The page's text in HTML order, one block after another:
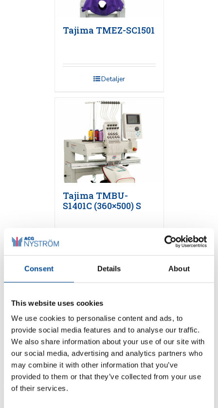
Consent Details About
This website uses cookies
We use cookies to personalise content and ads, to
provide social media features and to analyse our traffic.
We also share information about your use of our site with
our social media, advertising and analytics partners who
may combine it with other information that you’ve
provided to them or that they’ve collected from your use
of their services.
Tajima TMEZ-SC1501
Detaljer
Tajima TMBU-
S1401C (360×500) S
Tajima TMBR-S1501C
(360×500) S